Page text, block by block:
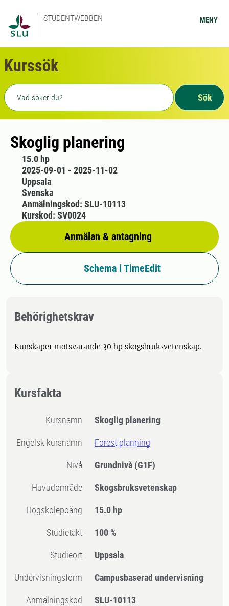
STUDENTWEBBEN MENY
Kurssök
Fritext sökning
Sök
Skoglig planering
15.0 hp
2025-09-01 - 2025-11-02
Uppsala
Svenska
Anmälan & antagning
Anmälningskod: SLU-10113
Kurskod: SV0024
Schema i TimeEdit
Behörighetskrav
Kunskaper motsvarande 30 hp skogsbruksvetenskap.
Kursfakta
Kursnamn Skoglig planering
Engelsk kursnamn Forest planning
Nivå Grundnivå (G1F)
Huvudområde Skogsbruksvetenskap
högskolepoäng 15.0 hp
Studietakt 100 %
Studieort Uppsala
Undervisningsform Campusbaserad undervisning
Anmälningskod SLU-10113